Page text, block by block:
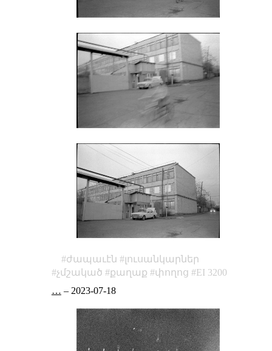
ժապաւէն
լուսանկարներ
չմշակած
քաղաք փողոց
EI 3200
… – 2023-07-18